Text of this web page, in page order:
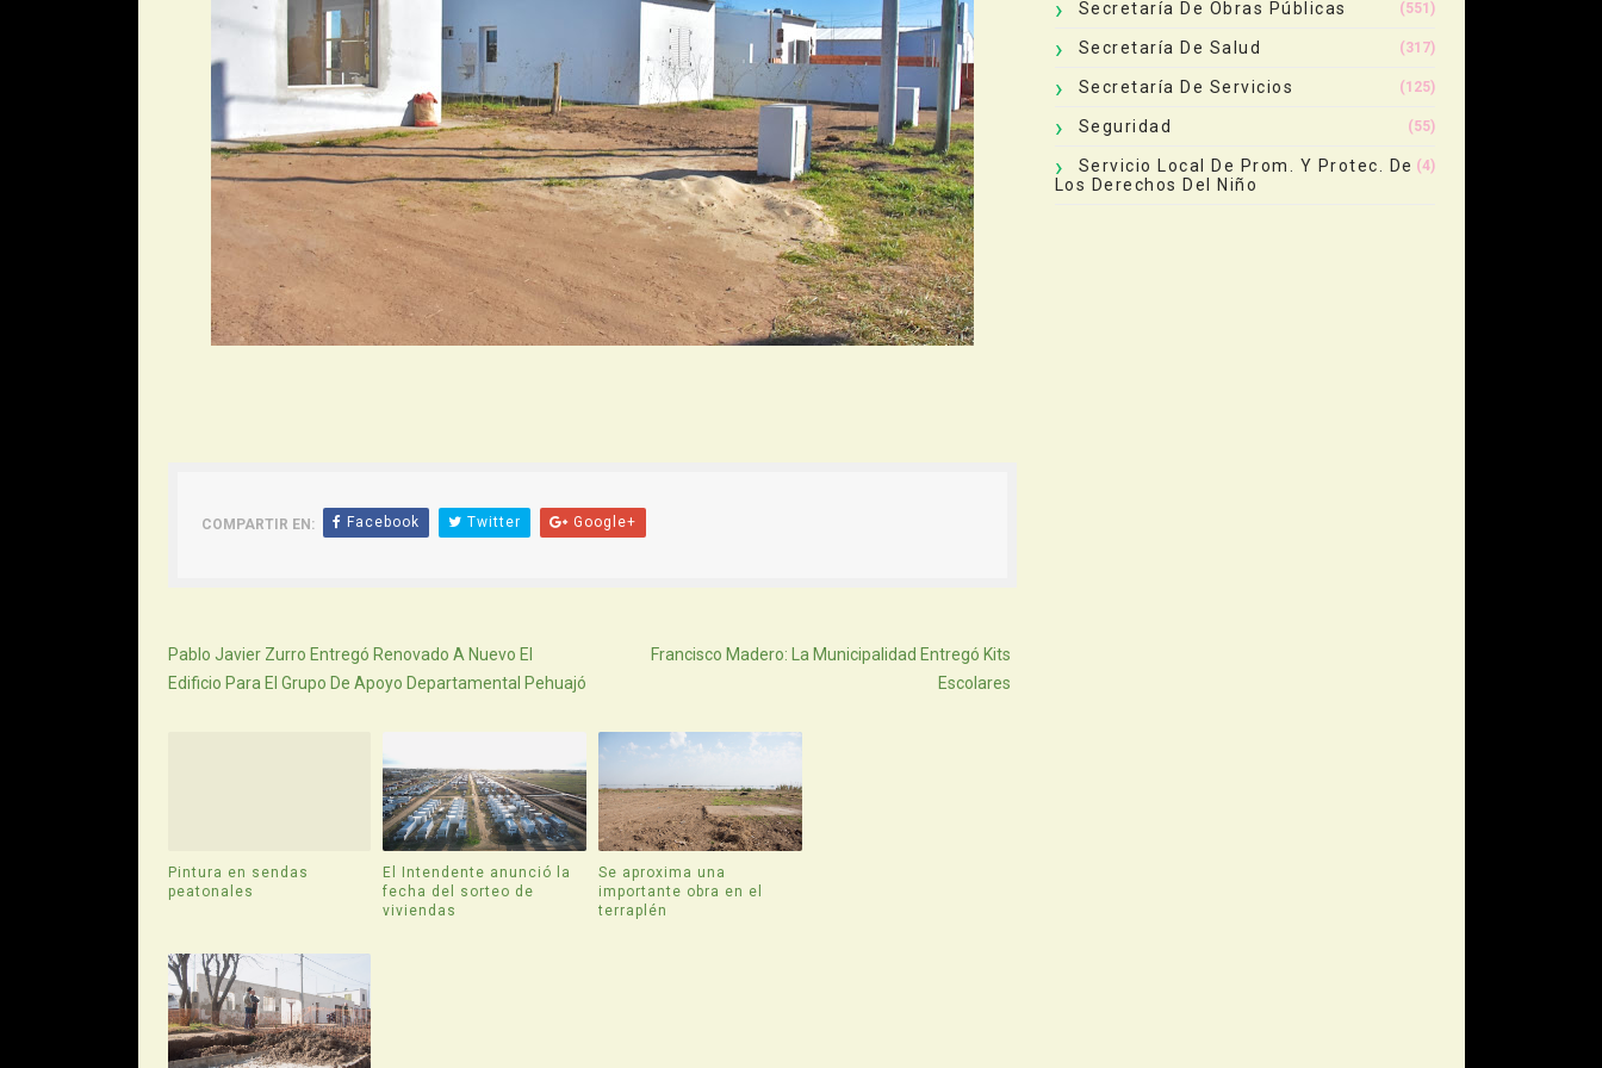
COMPARTIR EN: Facebook Twitter Google+
Pablo Javier Zurro Entregó Renovado A Nuevo El
Edificio Para El Grupo De Apoyo Departamental Pehuajó
Francisco Madero: La Municipalidad Entregó Kits
Escolares
Pintura en sendas
peatonales
El Intendente anunció la
fecha del sorteo de
viviendas
Se aproxima una
importante obra en el
terraplén
Secretaría De Obras Públicas (551)
Secretaría De Salud (317)
Secretaría De Servicios (125)
Seguridad (55)
Servicio Local De Prom. Y Protec. De
Los Derechos Del Niño
(4)